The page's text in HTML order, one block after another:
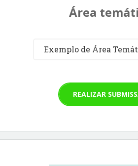
Área
Exemplo de Área
REALIZAR